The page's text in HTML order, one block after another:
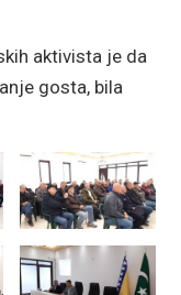
aktivista je da
gosta, bila